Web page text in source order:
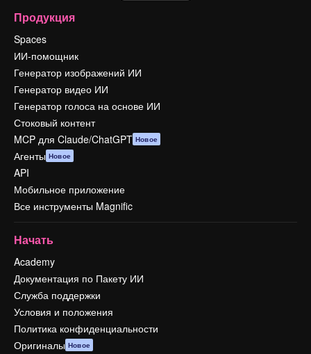
Продукция
Spaces
ИИ-помощник
Генератор изображений ИИ
Генератор видео ИИ
Генератор голоса на основе ИИ
Стоковый контент
MCP для Claude/ChatGPT Новое
Агенты Новое
API
Мобильное приложение
Все инструменты Magnific
Начать
Academy
Документация по Пакету ИИ
Служба поддержки
Условия и положения
Политика конфиденциальности
Оригиналы Новое